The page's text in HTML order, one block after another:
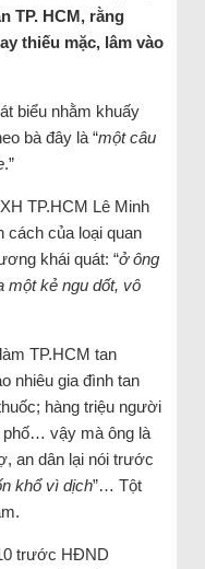
TP. HCM, rằng
thiếu mặc, lâm vào
biểu nhằm khuấy
bà đây là “một câu
.”
TP.HCM Lê Minh
cách của loại quan
khái quát: “ở ông
một kẻ ngu dốt, vô
TP.HCM tan
nhiêu gia đình tan
hàng triệu người
phố… vậy mà ông là
an dân lại nói trước
khổ vì dịch”… Tột
trước HĐND